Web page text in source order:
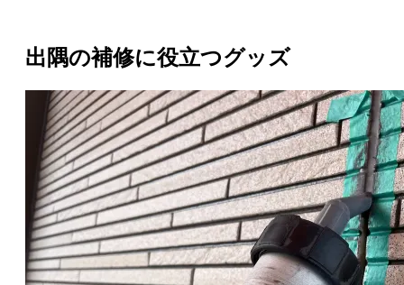
出隅の補修に役立つグッズ